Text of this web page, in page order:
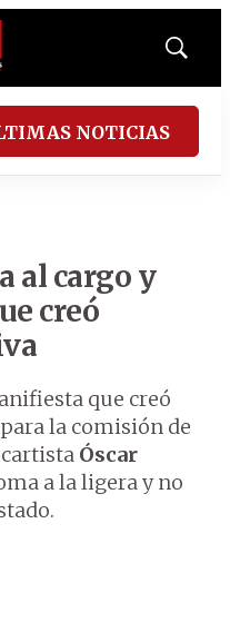
Mostrar
NOTICIAS
al cargo y
creó
que creó
la comisión de
Óscar
a la ligera y no